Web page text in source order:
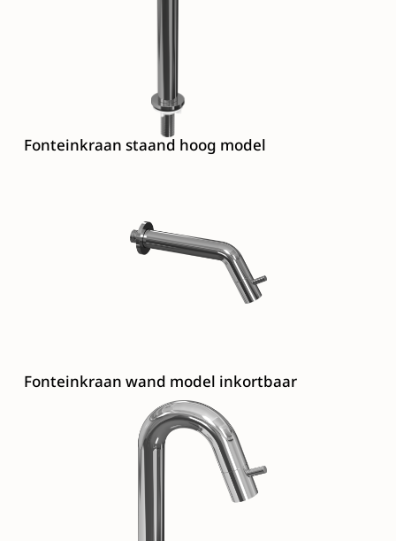
Fonteinkraan staand hoog model
Fonteinkraan wand model inkortbaar